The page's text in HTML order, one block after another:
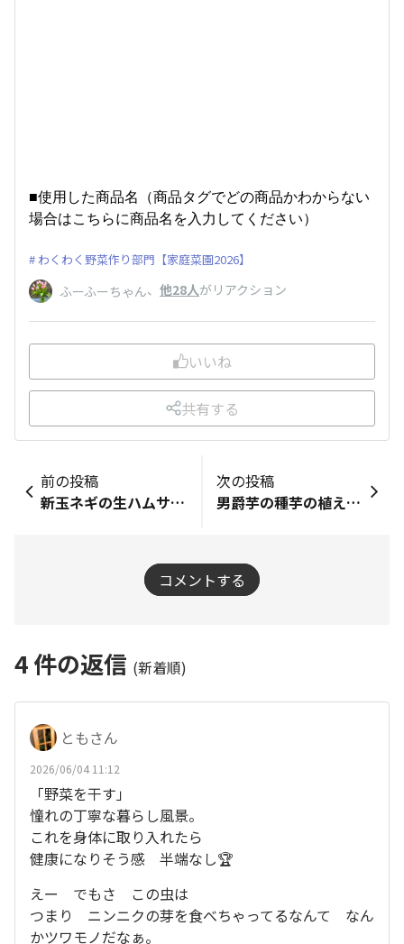
■使用した商品名（商品タグでどの商品かわからない
場合はこちらに商品名を入力してください）
わくわく野菜作り部門【家庭菜園2026】
ふーふーちゃん、 他28人がリアクション
いいね
共有する
前の投稿
新玉ネギの生ハムサラダ
次の投稿
男爵芋の種芋の植え付けから3ヶ月足らずのお試し収穫
コメントする
4件の返信 (新着順)
ともさん
2026/06/04 11:12
「野菜を干す」
憧れの丁寧な暮らし風景。
これを身体に取り入れたら
健康になりそう感 半端なし🏆
えー でもさ この虫は
つまり ニンニクの芽を食べちゃってるなんて なん
かツワモノだなぁ。